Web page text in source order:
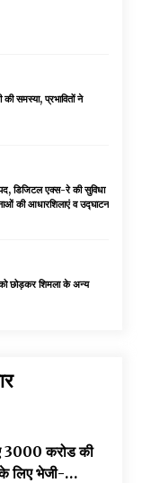
समस्या, प्रभावितों ने
डिजिटल एक्स-रे की सुविधा
की आधारशिलाएं व उद्घाटन
छोड़कर शिमला के अन्य
3000 करोड की
लिए भेजी-